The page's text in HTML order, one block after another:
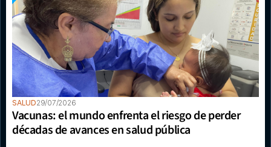
SALUD29/07/2026
Vacunas: el mundo enfrenta el riesgo de perder
décadas de avances en salud pública